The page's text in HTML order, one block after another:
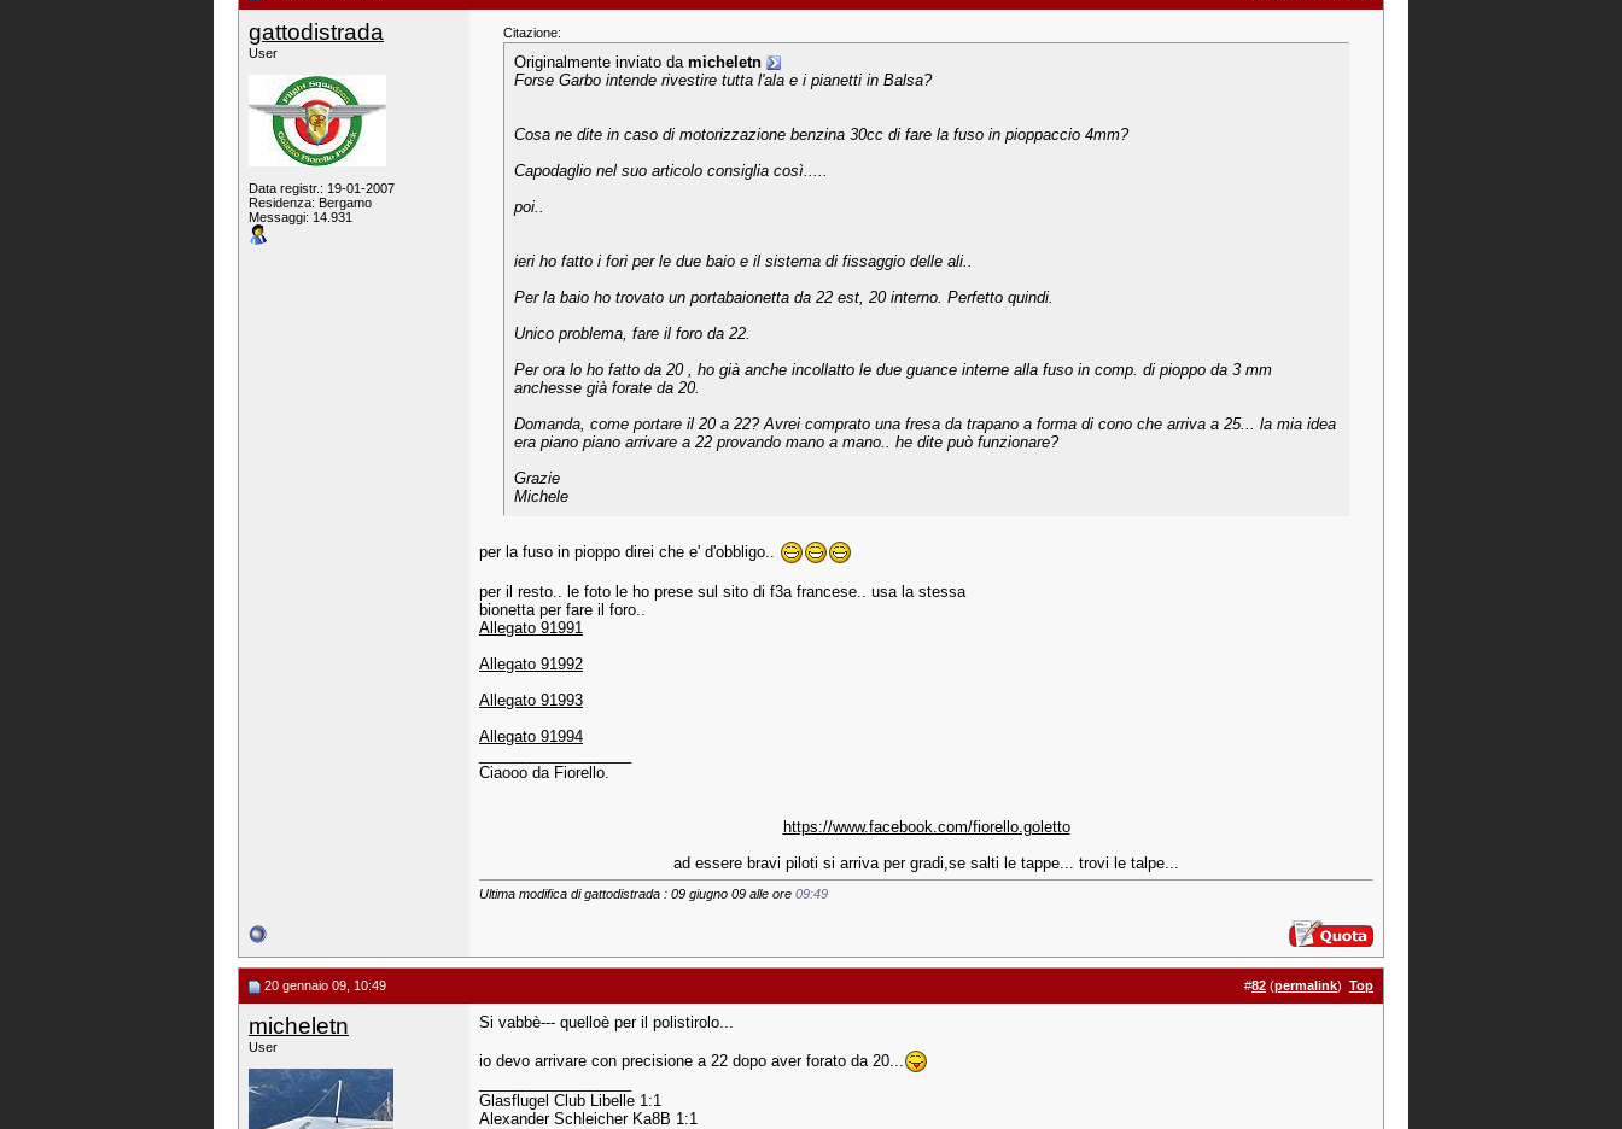
gattodistrada
User
Data registr.: 19-01-2007
Residenza: Bergamo
Messaggi: 14.931
Citazione:
Originalmente inviato da micheletn
Forse Garbo intende rivestire tutta l'ala e i pianetti in Balsa?
Cosa ne dite in caso di motorizzazione benzina 30cc di fare la fuso in pioppaccio 4mm?
Capodaglio nel suo articolo consiglia così.....
poi..
ieri ho fatto i fori per le due baio e il sistema di fissaggio delle ali..
Per la baio ho trovato un portabaionetta da 22 est, 20 interno. Perfetto quindi.
Unico problema, fare il foro da 22.
Per ora lo ho fatto da 20 , ho già anche incollatto le due guance interne alla fuso in comp. di pioppo da 3 mm
anchesse già forate da 20.
Domanda, come portare il 20 a 22? Avrei comprato una fresa da trapano a forma di cono che arriva a 25... la mia idea
era piano piano arrivare a 22 provando mano a mano.. he dite può funzionare?
Grazie
Michele
per la fuso in pioppo direi che e' d'obbligo..
per il resto.. le foto le ho prese sul sito di f3a francese.. usa la stessa
bionetta per fare il foro..
Allegato 91991
Allegato 91992
Allegato 91993
Allegato 91994
Ciaooo da Fiorello.
https://www.facebook.com/fiorello.goletto
ad essere bravi piloti si arriva per gradi,se salti le tappe... trovi le talpe...
Ultima modifica di gattodistrada : 09 giugno 09 alle ore 09:49
20 gennaio 09, 10:49 #82 (permalink) Top
micheletn
User
Si vabbè--- quelloè per il polistirolo...
io devo arrivare con precisione a 22 dopo aver forato da 20...
Glasflugel Club Libelle 1:1
Alexander Schleicher Ka8B 1:1